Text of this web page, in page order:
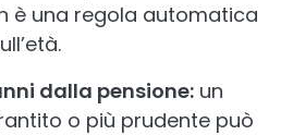
è una regola automatica
dalla pensione: un
o più prudente può